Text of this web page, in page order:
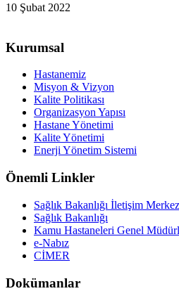
10 Şubat 2022
Kurumsal
Hastanemiz
Misyon & Vizyon
Kalite Politikası
Organizasyon Yapısı
Hastane Yönetimi
Kalite Yönetimi
Enerji Yönetim Sistemi
Önemli Linkler
Sağlık Bakanlığı İletişim
Sağlık Bakanlığı
Kamu Hastaneleri Genel
e-Nabız
CİMER
Dokümanlar